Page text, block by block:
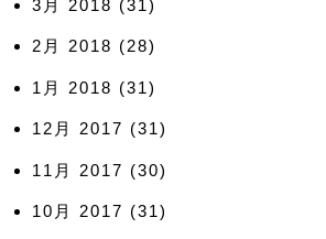
3月 2018 (31)
2月 2018 (28)
1月 2018 (31)
12月 2017 (31)
11月 2017 (30)
10月 2017 (31)